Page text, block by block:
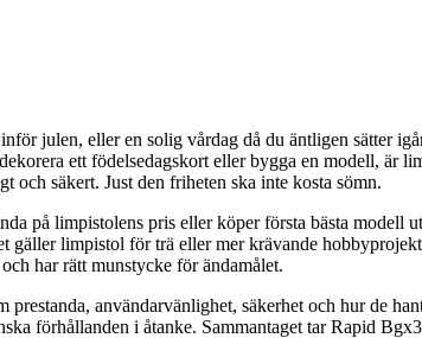
julen, eller en solig vårdag då du äntligen sätter
ett födelsedagskort eller bygga en modell,
och säkert. Just den friheten ska inte kosta sömn.
på limpistolens pris eller köper första bästa
gäller limpistol för trä eller mer krävande
har rätt munstycke för ändamålet.
användarvänlighet, säkerhet och hur de
förhållanden i åtanke. Sammantaget tar Rapid